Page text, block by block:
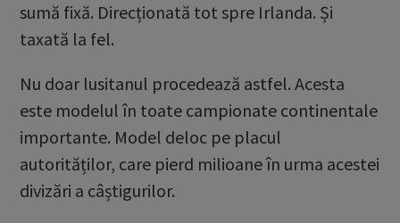
sumă fixă. Direcționată tot spre Irlanda. Și
taxată la fel.
Nu doar lusitanul procedează astfel. Acesta
este modelul în toate campionate continentale
importante. Model deloc pe placul
autorităților, care pierd milioane în urma acestei
divizări a câștigurilor.